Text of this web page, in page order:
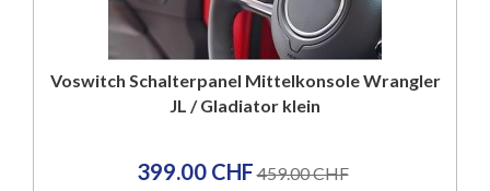
Voswitch Schalterpanel Mittelkonsole Wrangler
JL / Gladiator klein
399.00 CHF459.00 CHF